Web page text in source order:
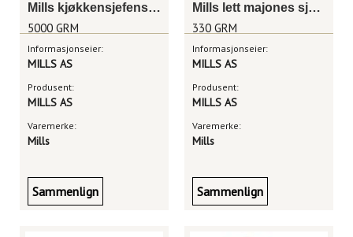
Mills kjøkkensjefens remulade 5kg
5000 GRM
Informasjonseier:
MILLS AS
Produsent:
MILLS AS
Varemerke:
Mills
Sammenlign
Mills lett majones sjaktel 330g
330 GRM
Informasjonseier:
MILLS AS
Produsent:
MILLS AS
Varemerke:
Mills
Sammenlign